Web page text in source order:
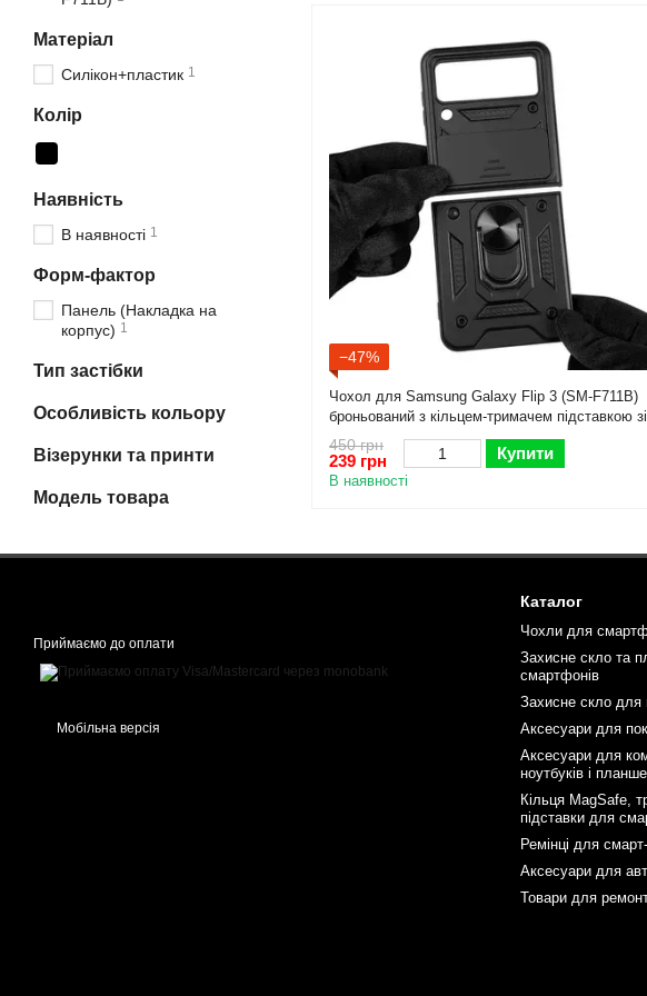
−47%
Чохол для Samsung Galaxy Flip 3 (SM-F711B)
броньований з кільцем-тримачем підставкою зі
шторкою на самсунг фліп 3 чорний rg1
450 грн
239 грн Купити
В наявності
Матеріал
Силікон+пластик 1
Колір
Наявність
В наявності 1
Форм-фактор
Панель (Накладка на
корпус) 1
Тип застібки
Особливість кольору
Візерунки та принти
Модель товара
Приймаємо до оплати
Мобільна версія
Каталог
Чохли для
Захисне скло та
смартфонів
Захисне скло для
Аксесуари для
Аксесуари для
ноутбуків і
Кільця MagSafe,
підставки для
Ремінці для
Аксесуари для
Товари для